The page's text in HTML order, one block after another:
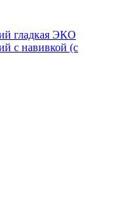
гладкая ЭКО
с навивкой (с